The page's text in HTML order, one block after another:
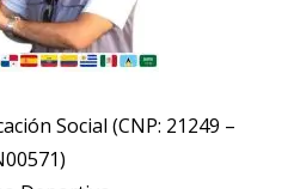
Social (CNP: 21249 –